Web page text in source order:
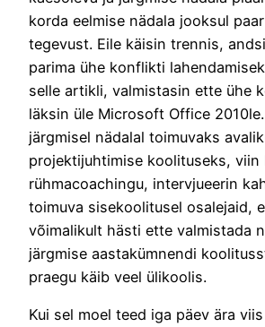
korda eelmise nädala jooksul
tegevust. Eile käisin trennis,
parima ühe konflikti
selle artikli, valmistasin ette ühe
läksin üle Microsoft Office
järgmisel nädalal toimuvaks
projektijuhtimise koolituseks, viin
rühmacoachingu, intervjueerin
toimuva sisekoolitusel osalejaid,
võimalikult hästi ette valmistada
järgmise aastakümnendi
praegu käib veel ülikoolis.
Kui sel moel teed iga päev ära